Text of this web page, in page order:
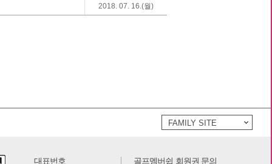
2018. 07. 16.(월)
FAMILY SITE
대표번호 골프멤버쉽 회원권 문의